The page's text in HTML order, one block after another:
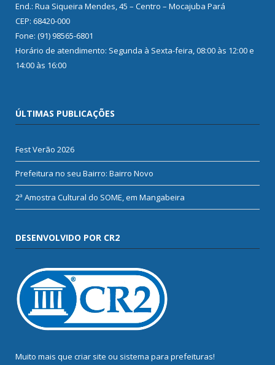
End.: Rua Siqueira Mendes, 45 – Centro – Mocajuba Pará
CEP: 68420-000
Fone: (91) 98565-6801
Horário de atendimento: Segunda à Sexta-feira, 08:00 às 12:00 e
14:00 às 16:00
ÚLTIMAS PUBLICAÇÕES
Fest Verão 2026
Prefeitura no seu Bairro: Bairro Novo
2ª Amostra Cultural do SOME, em Mangabeira
DESENVOLVIDO POR CR2
Muito mais que criar site ou sistema para prefeituras!